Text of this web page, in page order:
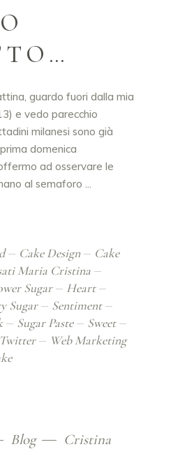
guardo fuori dalla mia
e vedo parecchio
milanesi sono già
domenica
ad osservare le
al semaforo
Cake Design
Cake
Maria Cristina
Sugar
Heart
Sugar
Sentiment
Sugar Paste
Sweet
Twitter
Web Marketing
Blog Cristina